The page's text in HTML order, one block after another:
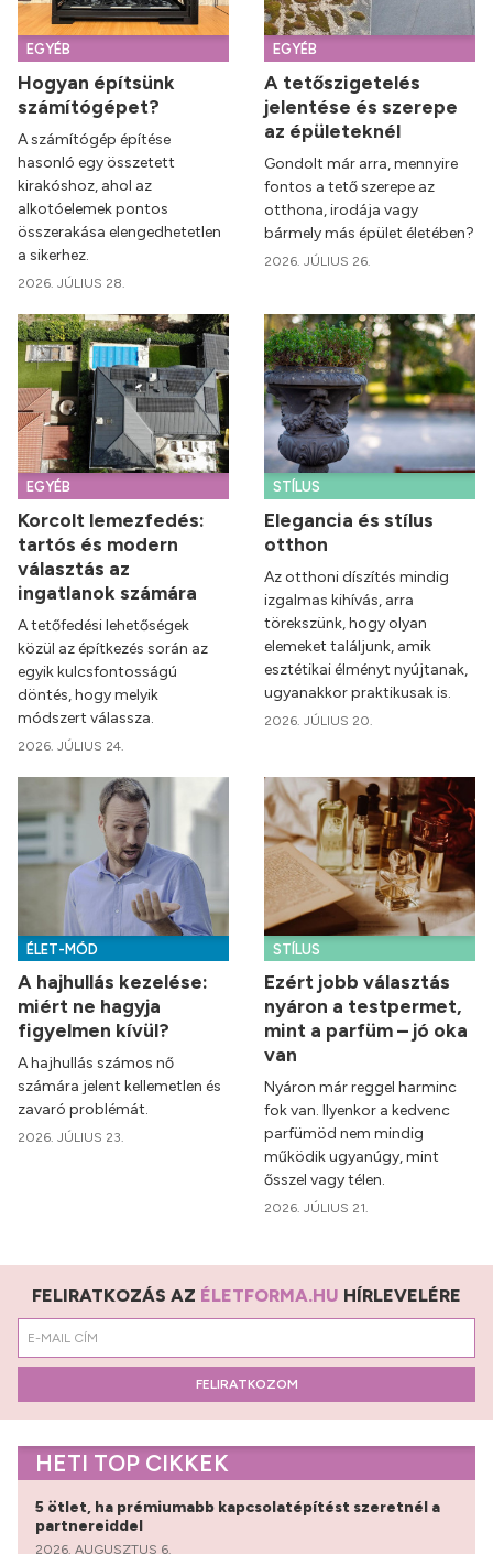
EGYÉB
Hogyan építsünk
számítógépet?
A számítógép építése
hasonló egy összetett
kirakóshoz, ahol az
alkotóelemek pontos
összerakása elengedhetetlen
a sikerhez.
2026. JÚLIUS 28.
EGYÉB
A tetőszigetelés
jelentése és szerepe
az épületeknél
Gondolt már arra, mennyire
fontos a tető szerepe az
otthona, irodája vagy
bármely más épület életében?
2026. JÚLIUS 26.
EGYÉB
Korcolt lemezfedés:
tartós és modern
választás az
ingatlanok számára
A tetőfedési lehetőségek
közül az építkezés során az
egyik kulcsfontosságú
döntés, hogy melyik
módszert válassza.
2026. JÚLIUS 24.
STÍLUS
Elegancia és stílus
otthon
Az otthoni díszítés mindig
izgalmas kihívás, arra
törekszünk, hogy olyan
elemeket találjunk, amik
esztétikai élményt nyújtanak,
ugyanakkor praktikusak is.
2026. JÚLIUS 20.
ÉLET-MÓD
A hajhullás kezelése:
miért ne hagyja
figyelmen kívül?
A hajhullás számos nő
számára jelent kellemetlen és
zavaró problémát.
2026. JÚLIUS 23.
STÍLUS
Ezért jobb választás
nyáron a testpermet,
mint a parfüm – jó oka
van
Nyáron már reggel harminc
fok van. Ilyenkor a kedvenc
parfümöd nem mindig
működik ugyanúgy, mint
ősszel vagy télen.
2026. JÚLIUS 21.
FELIRATKOZÁS AZ ÉLETFORMA.HU HÍRLEVELÉRE
FELIRATKOZOM
HETI TOP CIKKEK
5 ötlet, ha prémiumabb kapcsolatépítést szeretnél a
partnereiddel
2026. AUGUSZTUS 6.